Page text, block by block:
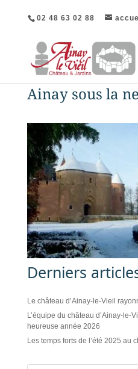
02 48 63 02 88
Ainay sous la
Derniers
Le château d’Ainay-le-Vieil
L’équipe du château d’Ainay-le-
heureuse année 2026
Les temps forts de l’été 2025 au